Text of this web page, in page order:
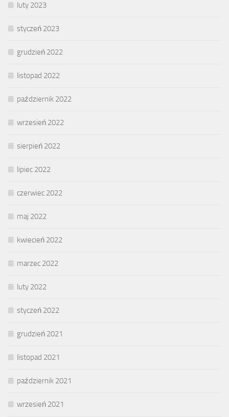
luty 2023
styczeń 2023
grudzień 2022
listopad 2022
październik 2022
wrzesień 2022
sierpień 2022
lipiec 2022
czerwiec 2022
maj 2022
kwiecień 2022
marzec 2022
luty 2022
styczeń 2022
grudzień 2021
listopad 2021
październik 2021
wrzesień 2021